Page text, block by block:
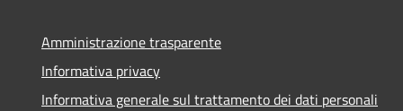
Amministrazione trasparente
Informativa privacy
Informativa generale sul trattamento dei dati personali